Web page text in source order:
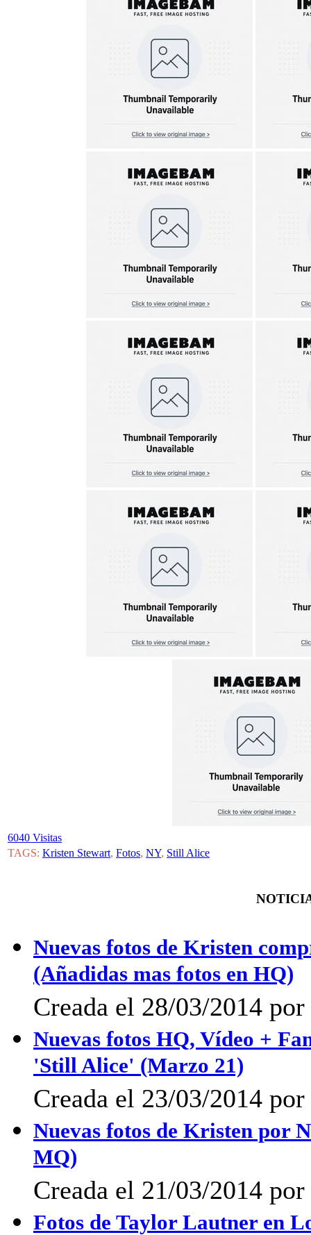
6040 Visitas
TAGS: Kristen Stewart, Fotos, NY, Still Alice
Nuevas fotos de Kristen
(Añadidas mas fotos en HQ)
Creada el 28/03/2014
Nuevas fotos HQ, Vídeo +
'Still Alice' (Marzo 21)
Creada el 23/03/2014
Nuevas fotos de Kristen por
MQ)
Creada el 21/03/2014
Fotos de Taylor Lautner en